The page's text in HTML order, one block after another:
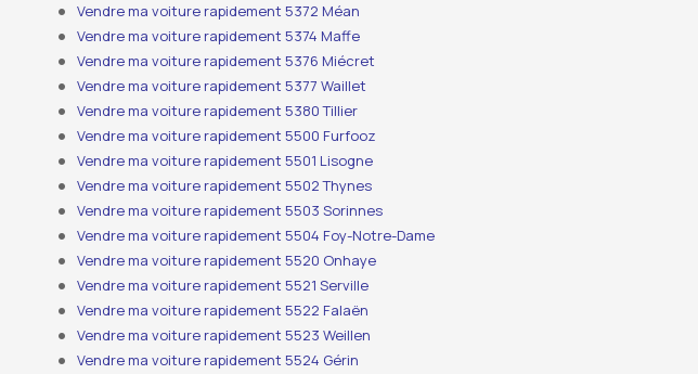
Vendre ma voiture rapidement 5372 Méan
Vendre ma voiture rapidement 5374 Maffe
Vendre ma voiture rapidement 5376 Miécret
Vendre ma voiture rapidement 5377 Waillet
Vendre ma voiture rapidement 5380 Tillier
Vendre ma voiture rapidement 5500 Furfooz
Vendre ma voiture rapidement 5501 Lisogne
Vendre ma voiture rapidement 5502 Thynes
Vendre ma voiture rapidement 5503 Sorinnes
Vendre ma voiture rapidement 5504 Foy-Notre-Dame
Vendre ma voiture rapidement 5520 Onhaye
Vendre ma voiture rapidement 5521 Serville
Vendre ma voiture rapidement 5522 Falaën
Vendre ma voiture rapidement 5523 Weillen
Vendre ma voiture rapidement 5524 Gérin